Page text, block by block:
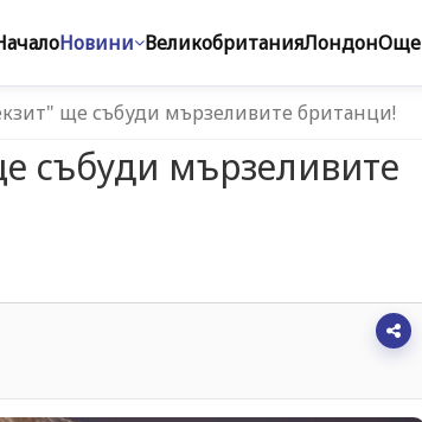
Новини ВеликобританияЛондонОще
ще събуди мързеливите британци!
събуди мързеливите